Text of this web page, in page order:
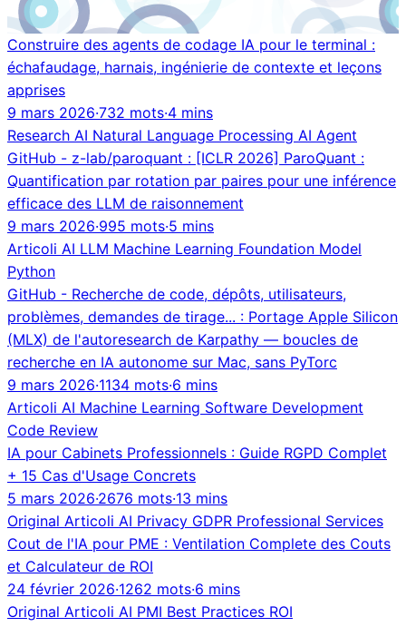
Construire des agents de codage IA pour le terminal :
échafaudage, harnais, ingénierie de contexte et leçons
apprises
9 mars 2026·732 mots·4 mins
Research AI Natural Language Processing AI Agent
GitHub - z-lab/paroquant : [ICLR 2026] ParoQuant :
Quantification par rotation par paires pour une inférence
efficace des LLM de raisonnement
9 mars 2026·995 mots·5 mins
Articoli AI LLM Machine Learning Foundation Model
Python
GitHub - Recherche de code, dépôts, utilisateurs,
problèmes, demandes de tirage... : Portage Apple Silicon
(MLX) de l'autoresearch de Karpathy — boucles de
recherche en IA autonome sur Mac, sans PyTorc
9 mars 2026·1134 mots·6 mins
Articoli AI Machine Learning Software Development
Code Review
IA pour Cabinets Professionnels : Guide RGPD Complet
+ 15 Cas d'Usage Concrets
5 mars 2026·2676 mots·13 mins
Original Articoli AI Privacy GDPR Professional Services
Cout de l'IA pour PME : Ventilation Complete des Couts
et Calculateur de ROI
24 février 2026·1262 mots·6 mins
Original Articoli AI PMI Best Practices ROI